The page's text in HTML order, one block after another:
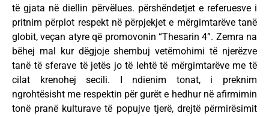
të gjata në diellin përvëlues. përshëndetjet e referuesve i
pritnim përplot respekt në përpjekjet e mërgimtarëve tanë
globit, veçan atyre që promovonin “Thesarin 4”. Zemra na
bëhej mal kur dëgjoje shembuj vetëmohimi të njerëzve
tanë të sferave të jetës jo të lehtë të mërgimtarëve me të
cilat krenohej secili. I ndienim tonat, i preknim
ngrohtësisht me respektin për gurët e hedhur në afirmimin
tonë pranë kulturave të popujve tjerë, drejtë përmirësimit